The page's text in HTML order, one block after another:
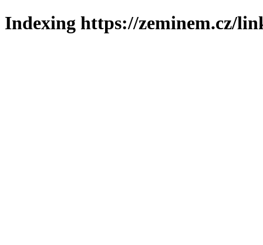
Indexing https://zeminem.cz/